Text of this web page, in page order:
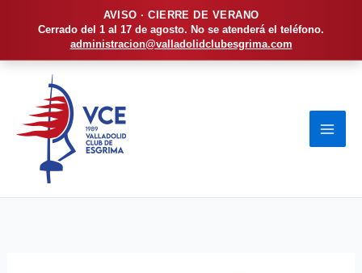
AVISO · CIERRE DE VERANO
Cerrado del 1 al 17 de agosto. No se atenderá el teléfono.
administracion@valladolidclubesgrima.com
contenido